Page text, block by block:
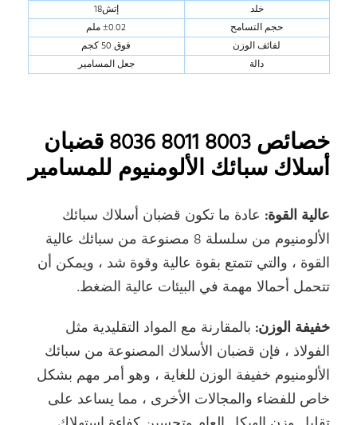
خلد
إتش18
حجم التسامح
±0.02 ملم
لفائف الوزن
فوق 50 كجم
دالة
جعل المسامير
خصائص 8003 8011 8036 قضبان
أسلاك سبائك الألومنيوم للمسامير
عالية القوة: عادة ما تكون قضبان أسلاك سبائك
الألومنيوم من سلسلة 8 مصنوعة من سبائك عالية
القوة ، والتي تتمتع بقوة عالية وقوة شد ، ويمكن أن
تتحمل أحمالا مهمة في البيئات عالية الضغط.
خفيفة الوزن: بالمقارنة مع المواد التقليدية مثل
الفولاذ ، فإن قضبان الأسلاك المصنوعة من سبائك
الألومنيوم خفيفة الوزن للغاية ، وهو أمر مهم بشكل
خاص للفضاء والمجالات الأخرى ، مما يساعد على